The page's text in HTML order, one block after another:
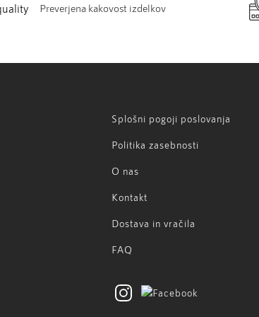
Preverjena kakovost izdelkov
Splošni pogoji poslovanja
Politika zasebnosti
O nas
Kontakt
Dostava in vračila
FAQ